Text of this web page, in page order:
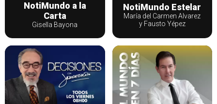
NotiMundo a la
Carta
Gisella Bayona
NotiMundo Estelar
María del Carmen Alvarez
y Fausto Yépez